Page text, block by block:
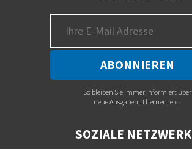
So bleiben Sie immer informiert über
neue Ausgaben, Themen, etc.
SOZIALE